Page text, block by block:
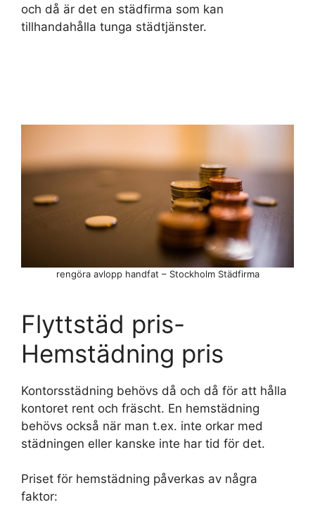
och då är det en städfirma som kan
tillhandahålla tunga städtjänster.
rengöra avlopp handfat – Stockholm Städfirma
Flyttstäd pris-
Hemstädning pris
Kontorsstädning behövs då och då för att hålla
kontoret rent och fräscht. En hemstädning
behövs också när man t.ex. inte orkar med
städningen eller kanske inte har tid för det.
Priset för hemstädning påverkas av några
faktor: